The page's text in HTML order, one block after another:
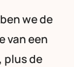
we de
van een
plus de